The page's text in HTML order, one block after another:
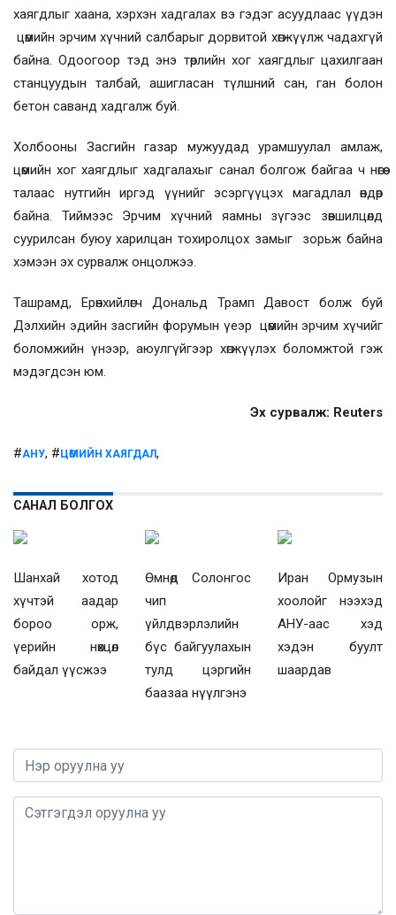
хаягдлыг хаана, хэрхэн хадгалах вэ гэдэг асуудлаас үүдэн
цөмийн эрчим хүчний салбарыг дорвитой хөгжүүлж чадахгүй
байна. Одоогоор тэд энэ төрлийн хог хаягдлыг цахилгаан
станцуудын талбай, ашигласан түлшний сан, ган болон
бетон саванд хадгалж буй.
Холбооны Засгийн газар мужуудад урамшуулал амлаж,
цөмийн хог хаягдлыг хадгалахыг санал болгож байгаа ч нөгөө
талаас нутгийн иргэд үүнийг эсэргүүцэх магадлал өндөр
байна. Тиймээс Эрчим хүчний яамны зүгээс зөвшилцөлд
суурилсан буюу харилцан тохиролцох замыг зорьж байна
хэмээн эх сурвалж онцолжээ.
Ташрамд, Ерөнхийлөгч Дональд Трамп Давост болж буй
Дэлхийн эдийн засгийн форумын үеэр цөмийн эрчим хүчийг
боломжийн үнээр, аюулгүйгээр хөгжүүлэх боломжтой гэж
мэдэгдсэн юм.
Эх сурвалж: Reuters
#АНУ, # ЦӨМИЙН ХАЯГДАЛ,
САНАЛ БОЛГОХ
Шанхай хотод
хүчтэй аадар
бороо орж,
үерийн нөхцөл
байдал үүсжээ
Өмнөд Солонгос
чип
үйлдвэрлэлийн
бүс байгуулахын
тулд цэргийн
баазаа нүүлгэнэ
Иран Ормузын
хоолойг нээхэд
АНУ-аас хэд
хэдэн буулт
шаардав